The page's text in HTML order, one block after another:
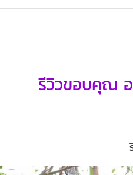
รีวิวขอบคุณ อ